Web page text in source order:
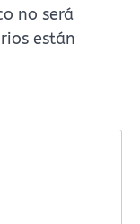
no será
están